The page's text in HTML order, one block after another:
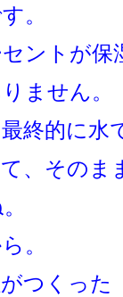
。
ントが保
ません。
終的に水
、そのま
。
つくった